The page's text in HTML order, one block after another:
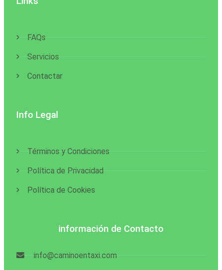
FAQs
Servicios
Contactar
Info Legal
Términos y Condiciones
Política de Privacidad
Política de Cookies
información de Contacto
info@caminoentaxi.com